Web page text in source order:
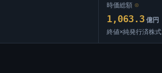
時価総額 ⊙
1,063.3 億円
終値×純発行済株式